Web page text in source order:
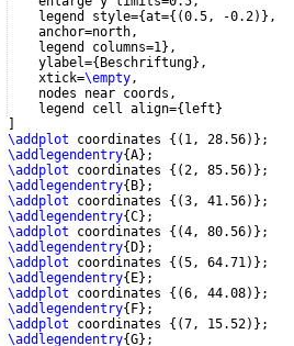
    legend style=
{at={(0.5, -0.2)} ,
    anchor=north,
    legend columns=1
} ,
    ylabel=
{ Beschriftung} ,
    xtick=
\empty,
    nodes near coords,
    legend cell align=
{ left }
\addplot coordinates {( 1, 28.56)} ;
\addlegendentry{A} ;
\addplot coordinates {(2, 85.56)} ;
\addlegendentry{ B} ;
\addplot coordinates {(3, 41.56)} ;
\addlegendentry{C} ;
\addplot coordinates {(4, 80.56)} ;
\addlegendentry{ D} ;
\addplot coordinates {(5, 64.71)} ;
\addlegendentry{ E} ;
\addplot coordinates {(6, 44.08)} ;
\addlegendentry{ F} ;
\addplot coordinates {(7, 15.52)} ;
\addlegendentry{G} ;